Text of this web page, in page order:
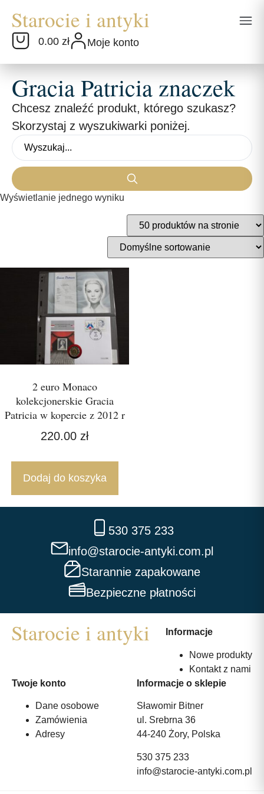
0.00 zł Moje konto
Gracia Patricia znaczek
Chcesz znaleźć produkt, którego szukasz?
Skorzystaj z wyszukiwarki poniżej.
Wyświetlanie jednego wyniku
2 euro Monaco
kolekcjonerskie Gracia
Patricia w kopercie z 2012 r
220.00 zł
Dodaj do koszyka
530 375 233
info@starocie-antyki.com.pl
Starannie zapakowane
Bezpieczne płatności
Informacje
Nowe produkty
Kontakt z nami
Twoje konto
Dane osobowe
Zamówienia
Adresy
Informacje o sklepie
Sławomir Bitner
ul. Srebrna 36
44-240 Żory, Polska
530 375 233
info@starocie-antyki.com.pl